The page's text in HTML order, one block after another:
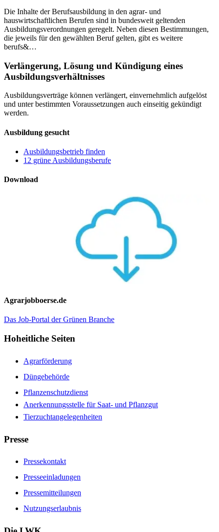
Die Inhalte der Berufsausbildung in den agrar- und
hauswirtschaftlichen Berufen sind in bundesweit geltenden
Ausbildungsverordnungen geregelt. Neben diesen Bestimmungen,
die jeweils für den gewählten Beruf gelten, gibt es weitere
berufs&…
Verlängerung, Lösung und Kündigung eines
Ausbildungsverhältnisses
Ausbildungsverträge können verlängert, einvernehmlich aufgelöst
und unter bestimmten Voraussetzungen auch einseitig gekündigt
werden.
Ausbildung gesucht
Ausbildungsbetrieb finden
12 grüne Ausbildungsberufe
Download
Agrarjobboerse.de
Das Job-Portal der Grünen Branche
Hoheitliche Seiten
Agrarförderung
Düngebehörde
Pflanzenschutzdienst
Anerkennungsstelle für Saat- und Pflanzgut
Tierzuchtangelegenheiten
Presse
Pressekontakt
Presseeinladungen
Pressemitteilungen
Nutzungserlaubnis